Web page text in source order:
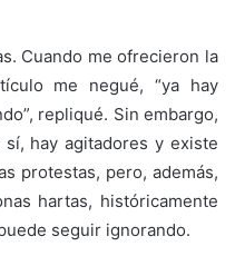
Cuando me ofrecieron la
me negué, “ya hay
repliqué. Sin embargo,
hay agitadores y existe
protestas, pero, además,
hartas, históricamente
seguir ignorando.